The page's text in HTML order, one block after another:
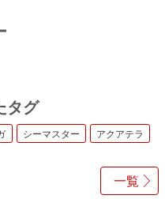
タグ
シーマスター アクアテラ
一覧